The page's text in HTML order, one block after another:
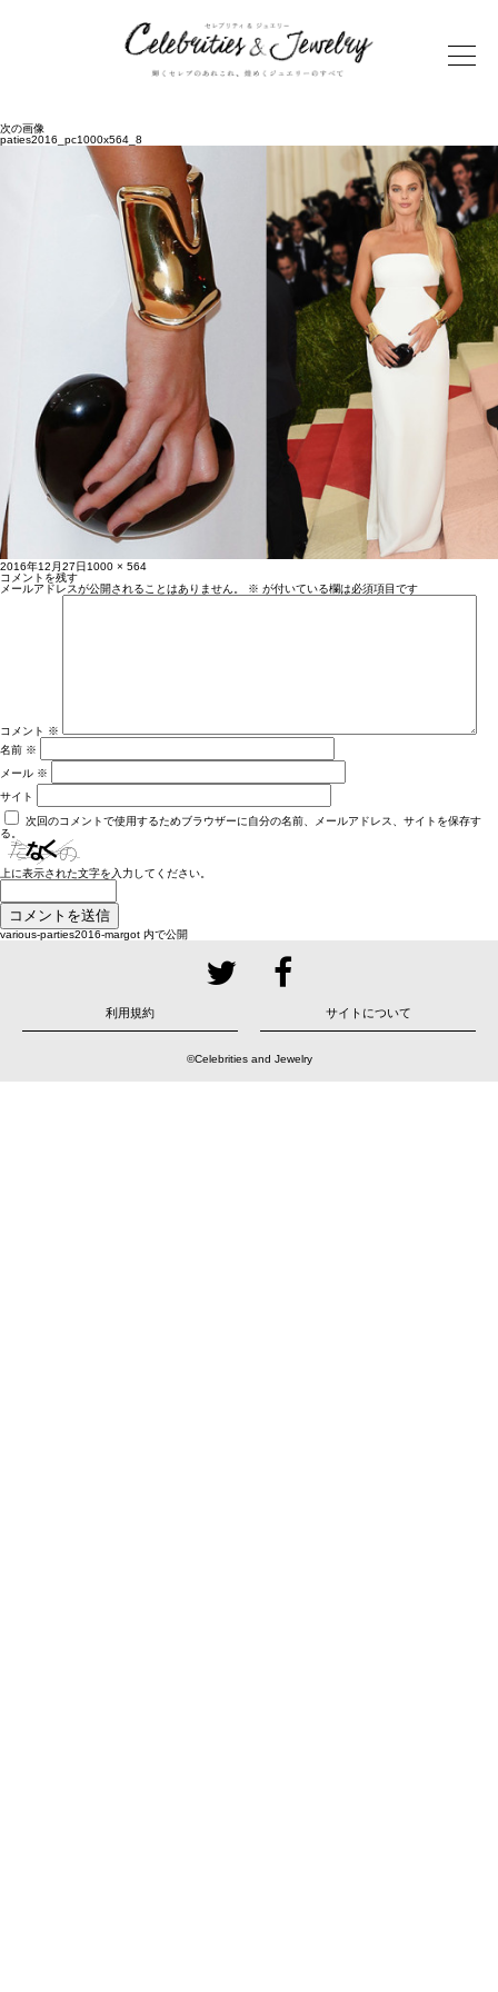
次の画像
paties2016_pc1000x564_8
投
稿
日:
2016年12月27日 フ
サ
イ
1000 × 564
コメントを残す
メールアドレスが公開されることはありません。
※ が付いている欄は必須項目です
コメント ※
名前 ※
メール ※
サイト
次回のコメントで使用するためブラウザーに自分の名前、メールアドレス、サイトを保存す
る。
上に表示された文字を入力してください。
投
various-parties2016-margot 内で公開
利用規約 サイトについて
©Celebrities and Jewelry